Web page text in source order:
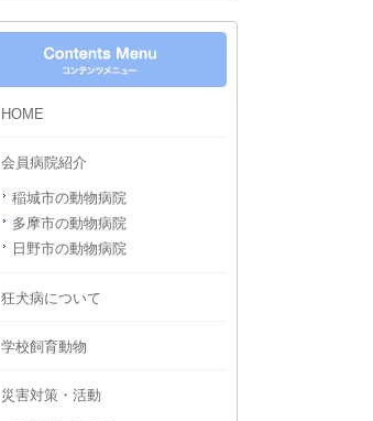
HOME
会員病院紹介
稲城市の動物病院
多摩市の動物病院
日野市の動物病院
狂犬病について
学校飼育動物
災害対策・活動